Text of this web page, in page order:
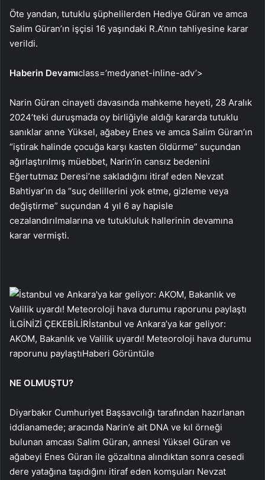
Öte yandan, tutuklu şüphelilerden Hediye Güran ve amca
Salim Güran’ın işçisi 16 yaşındaki R.A’nın tahliyesine karar
verildi.
Haberin Devamıclass=’medyanet-inline-adv’>
Narin Güran cinayeti davasında mahkeme heyeti, 28 Aralık
2024’teki duruşmada oy birliğiyle aldığı kararda tutuklu
sanıklar anne Yüksel, ağabey Enes ve amca Salim Güran’ın
“iştirak halinde çocuğa karşı kasten öldürme” suçundan
ağırlaştırılmış müebbet, Narin’in cansız bedenini
Eğertutmaz Deresi’ne sakladığını itiraf eden Nevzat
Bahtiyar’ın da “suç delillerini yok etme, gizleme veya
değiştirme” suçundan 4 yıl 6 ay hapisle
cezalandırılmalarına ve tutukluluk hallerinin devamına
karar vermişti.
İLGİNİZİ ÇEKEBİLİRİstanbul ve Ankara’ya kar geliyor:
AKOM, Bakanlık ve Valilik uyardı! Meteoroloji hava durumu
raporunu paylaştıHaberi Görüntüle
NE OLMUŞTU?
Diyarbakır Cumhuriyet Başsavcılığı tarafından hazırlanan
iddianamede; aracında Narin’e ait DNA ve kıl örneği
bulunan amcası Salim Güran, annesi Yüksel Güran ve
ağabeyi Enes Güran ile gözaltına alındıktan sonra cesedi
dere yatağına taşıdığını itiraf eden komşuları Nevzat